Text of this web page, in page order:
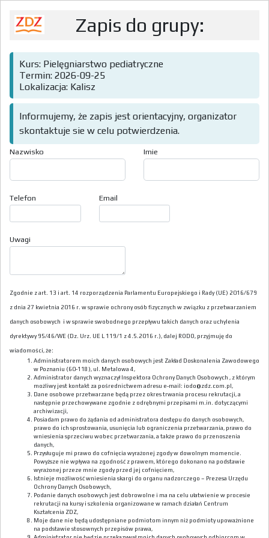
Zapis do grupy:
Kurs: Pielęgniarstwo pediatryczne
Termin: 2026-09-25
Lokalizacja: Kalisz
Informujemy, że zapis jest orientacyjny, organizator
skontaktuje sie w celu potwierdzenia.
Nazwisko Imie
Telefon Email
Uwagi
Zgodnie z art. 13 i art. 14 rozporządzenia Parlamentu Europejskiego i Rady (UE) 2016/679
z dnia 27 kwietnia 2016 r. w sprawie ochrony osób fizycznych w związku z przetwarzaniem
danych osobowych i w sprawie swobodnego przepływu takich danych oraz uchylenia
dyrektywy 95/46/WE (Dz. Urz. UE L 119/1 z 4.5.2016 r.), dalej RODO, przyjmuję do
wiadomości, że:
Administratorem moich danych osobowych jest Zakład Doskonalenia Zawodowego
w Poznaniu (60-118), ul. Metalowa 4,
Administrator danych wyznaczył Inspektora Ochrony Danych Osobowych , z którym
możliwy jest kontakt za pośrednictwem adresu e-mail: iodo@zdz.com.pl,
Dane osobowe przetwarzane będą przez okres trwania procesu rekrutacji, a
następnie przechowywane zgodnie z odrębnymi przepisami m.in. dotyczącymi
archiwizacji,
Posiadam prawo do żądania od administratora dostępu do danych osobowych,
prawo do ich sprostowania, usunięcia lub ograniczenia przetwarzania, prawo do
wniesienia sprzeciwu wobec przetwarzania, a także prawo do przenoszenia
danych,
Przysługuje mi prawo do cofnięcia wyrażonej zgody w dowolnym momencie.
Powyższe nie wpływa na zgodność z prawem, którego dokonano na podstawie
wyrażonej przeze mnie zgody przed jej cofnięciem,
Istnieje możliwość wniesienia skargi do organu nadzorczego – Prezesa Urzędu
Ochrony Danych Osobowych,
Podanie danych osobowych jest dobrowolne i ma na celu ułatwienie w procesie
rekrutacji na kursy i szkolenia organizowane w ramach działań Centrum
Kształcenia ZDZ,
Moje dane nie będą udostępniane podmiotom innym niż podmioty upoważnione
na podstawie stosownych przepisów prawa,